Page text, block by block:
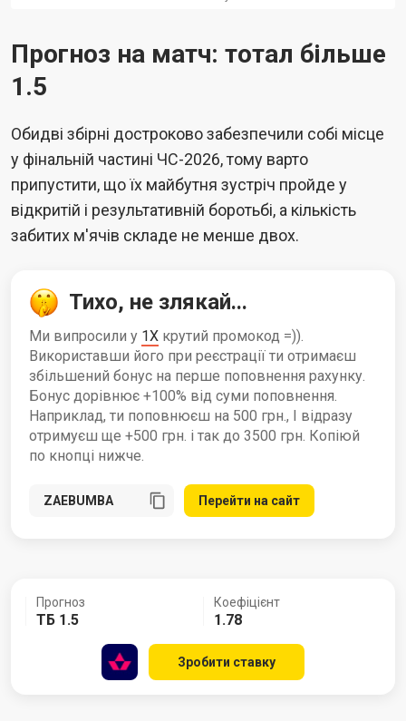
Прогноз на матч: тотал більше
1.5
Обидві збірні достроково забезпечили собі місце
у фінальній частині ЧС-2026, тому варто
припустити, що їх майбутня зустріч пройде у
відкритій і результативній боротьбі, а кількість
забитих м'ячів складе не менше двох.
Тихо, не злякай...
Ми випросили у 1X крутий промокод =)).
Використавши його при реєстрації ти отримаєш
збільшений бонус на перше поповнення рахунку.
Бонус дорівнює +100% від суми поповнення.
Наприклад, ти поповнюєш на 500 грн., І відразу
отримуєш ще +500 грн. і так до 3500 грн. Копіюй
по кнопці нижче.
Перейти на сайт
Прогноз
ТБ 1.5
Коефіцієнт
1.78
Зробити ставку